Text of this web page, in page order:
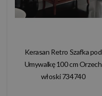
Kerasan Retro Szafka pod
Umywalkę 100 cm Orzech
włoski 734740